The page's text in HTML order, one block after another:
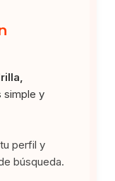
simple y
perfil y
búsqueda.